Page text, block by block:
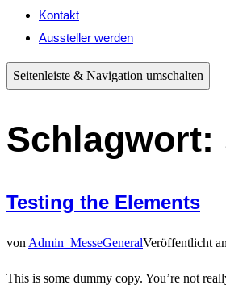
Kontakt
Aussteller werden
Seitenleiste & Navigation umschalten
Schlagwort:
Testing the Elements
von Admin_MesseGeneralVeröffentlicht
This is some dummy copy. You’re not